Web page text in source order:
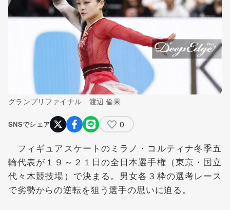
グランプリファイナル 渡辺 倫果
SNSでシェア 0
フィギュアスケートのミラノ・コルティナ冬季五
輪代表が１９～２１日の全日本選手権（東京・国立
代々木競技場）で決まる。男女各３枠の選考レース
で劣勢からの逆転を狙う選手の思いに迫る。